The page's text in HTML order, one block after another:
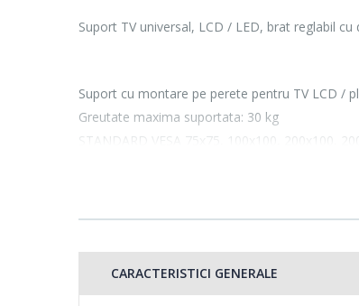
Suport TV universal, LCD / LED, brat reglabil
Suport cu montare pe perete pentru TV LCD /
Greutate maxima suportata: 30 kg
STANDARD VESA 75x75, 100x100, 200x100,
CARACTERISTICI GENERALE